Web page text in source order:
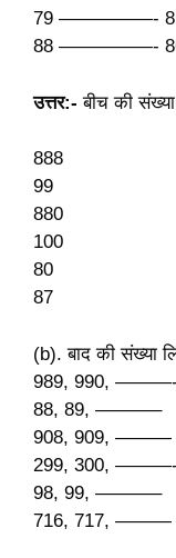
79 —————-
88 —————-
उत्तर:- बीच की संख्या
888
99
880
100
80
87
(b). बाद की संख्या
989, 990, ———-
88, 89, ———–
908, 909, ———
299, 300, ———-
98, 99, ———–
716, 717, ———